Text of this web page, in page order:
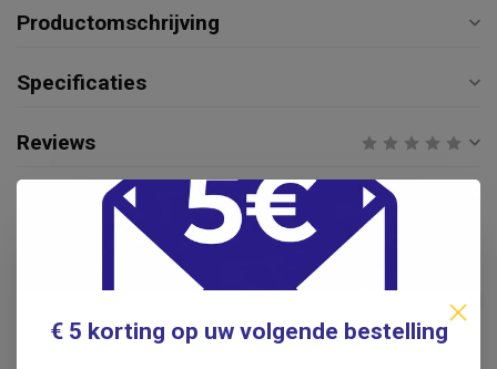
Productomschrijving
Specificaties
Reviews
Gerelateerde producten
Omron Bovenarm manchet -
.
€ 5 korting op uw volgende bestelling